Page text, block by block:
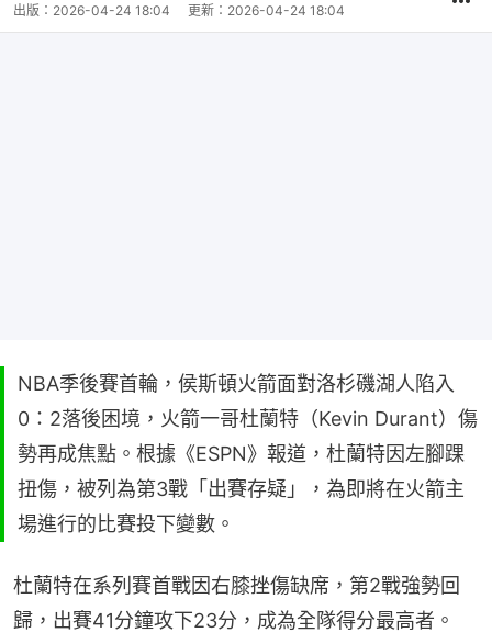
出版： 2026-04-24 18:04 更新： 2026-04-24 18:04
NBA季後賽首輪，侯斯頓火箭面對洛杉磯湖人陷入
0：2落後困境，火箭一哥杜蘭特（Kevin Durant）傷
勢再成焦點。根據《ESPN》報道，杜蘭特因左腳踝
扭傷，被列為第3戰「出賽存疑」，為即將在火箭主
場進行的比賽投下變數。
杜蘭特在系列賽首戰因右膝挫傷缺席，第2戰強勢回
歸，出賽41分鐘攻下23分，成為全隊得分最高者。